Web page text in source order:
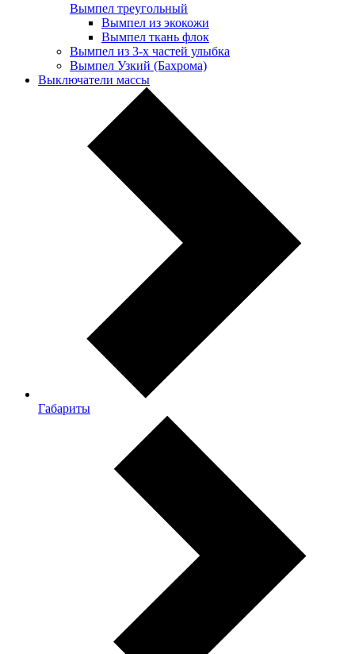
Вымпел треугольный
Вымпел из экокожи
Вымпел ткань флок
Вымпел из 3-х частей улыбка
Вымпел Узкий (Бахрома)
Выключатели массы
Габариты